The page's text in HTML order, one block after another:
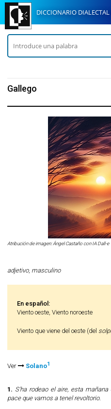
DICCIONARIO DIALECTAL
Gallego
Atribución de imagen: Ángel Castaño con IA Dall-e
adjetivo, masculino
En español:
Viento oeste, Viento noroeste
Viento que viene del oeste (del
Ver Solano1
1. S'ha rodeao el aire, esta
pace que vamos a tenel revoltorio.